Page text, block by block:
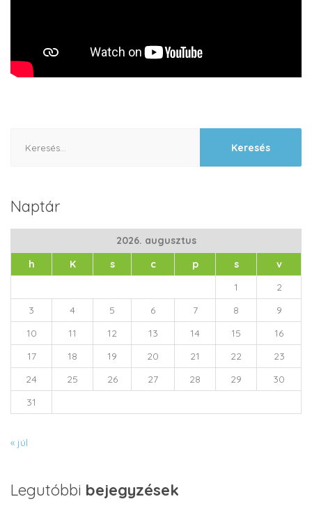
Naptár
2026. augusztus
h
K s c p s
v
1
2
3
4 5 6 7 8
9
10
11 12 13 14 15
16
17
18 19 20 21 22
23
24
25 26 27 28 29
30
31
« júl
Legutóbbi bejegyzések